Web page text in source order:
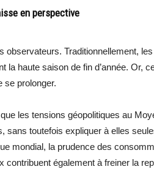
en perspective
observateurs. Traditionnellement,
la haute saison de fin d’année. Or,
se prolonger.
les tensions géopolitiques au
sans toutefois expliquer à elles
mondial, la prudence des
contribuent également à freiner la